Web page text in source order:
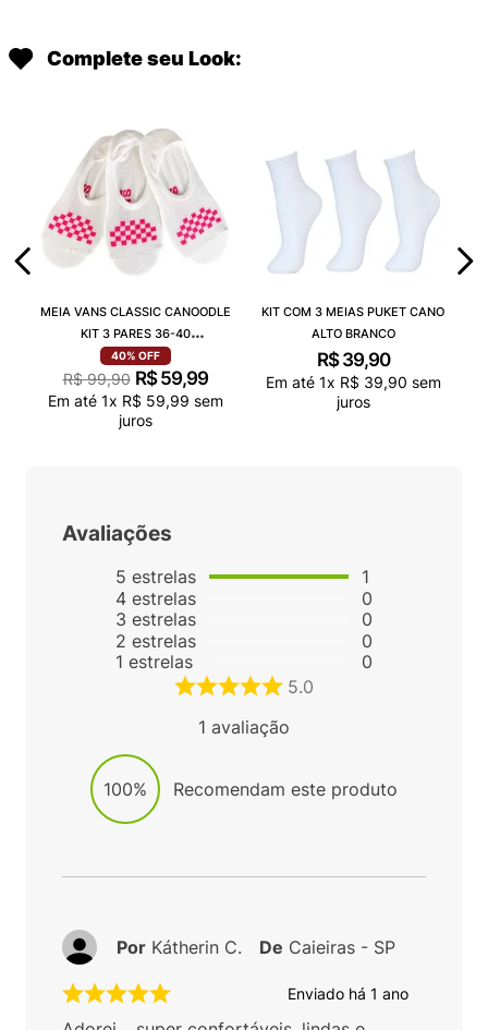
Complete seu Look:
MEIA VANS CLASSIC CANOODLE
KIT 3 PARES 36-40
VN000QCAJU4
40% OFF
R$ 99,90 R$ 59,99
Em até 1x R$ 59,99 sem
juros
KIT COM 3 MEIAS PUKET CANO
ALTO BRANCO
R$ 39,90
Em até 1x R$ 39,90 sem
juros
Avaliações
5 estrelas
4 estrelas
3 estrelas
2 estrelas
1 estrelas
1
0
0
0
0
5.0
1 avaliação
100% Recomendam este produto
Enviado há 1 ano
Por Kátherin C. De Caieiras - SP